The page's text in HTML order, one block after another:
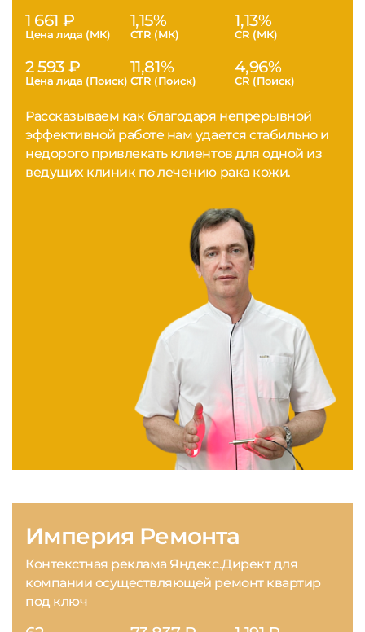
Империя Ремонта
Контекстная реклама Яндекс.Директ для
компании осуществляющей ремонт квартир
под ключ
1 661 ₽
Цена лида (МК)
1,15%
CTR (МК)
1,13%
CR (МК)
2 593 ₽
Цена лида (Поиск)
11,81%
CTR (Поиск)
4,96%
CR (Поиск)
Рассказываем как благодаря непрерывной
эффективной работе нам удается стабильно и
недорого привлекать клиентов для одной из
ведущих клиник по лечению рака кожи.